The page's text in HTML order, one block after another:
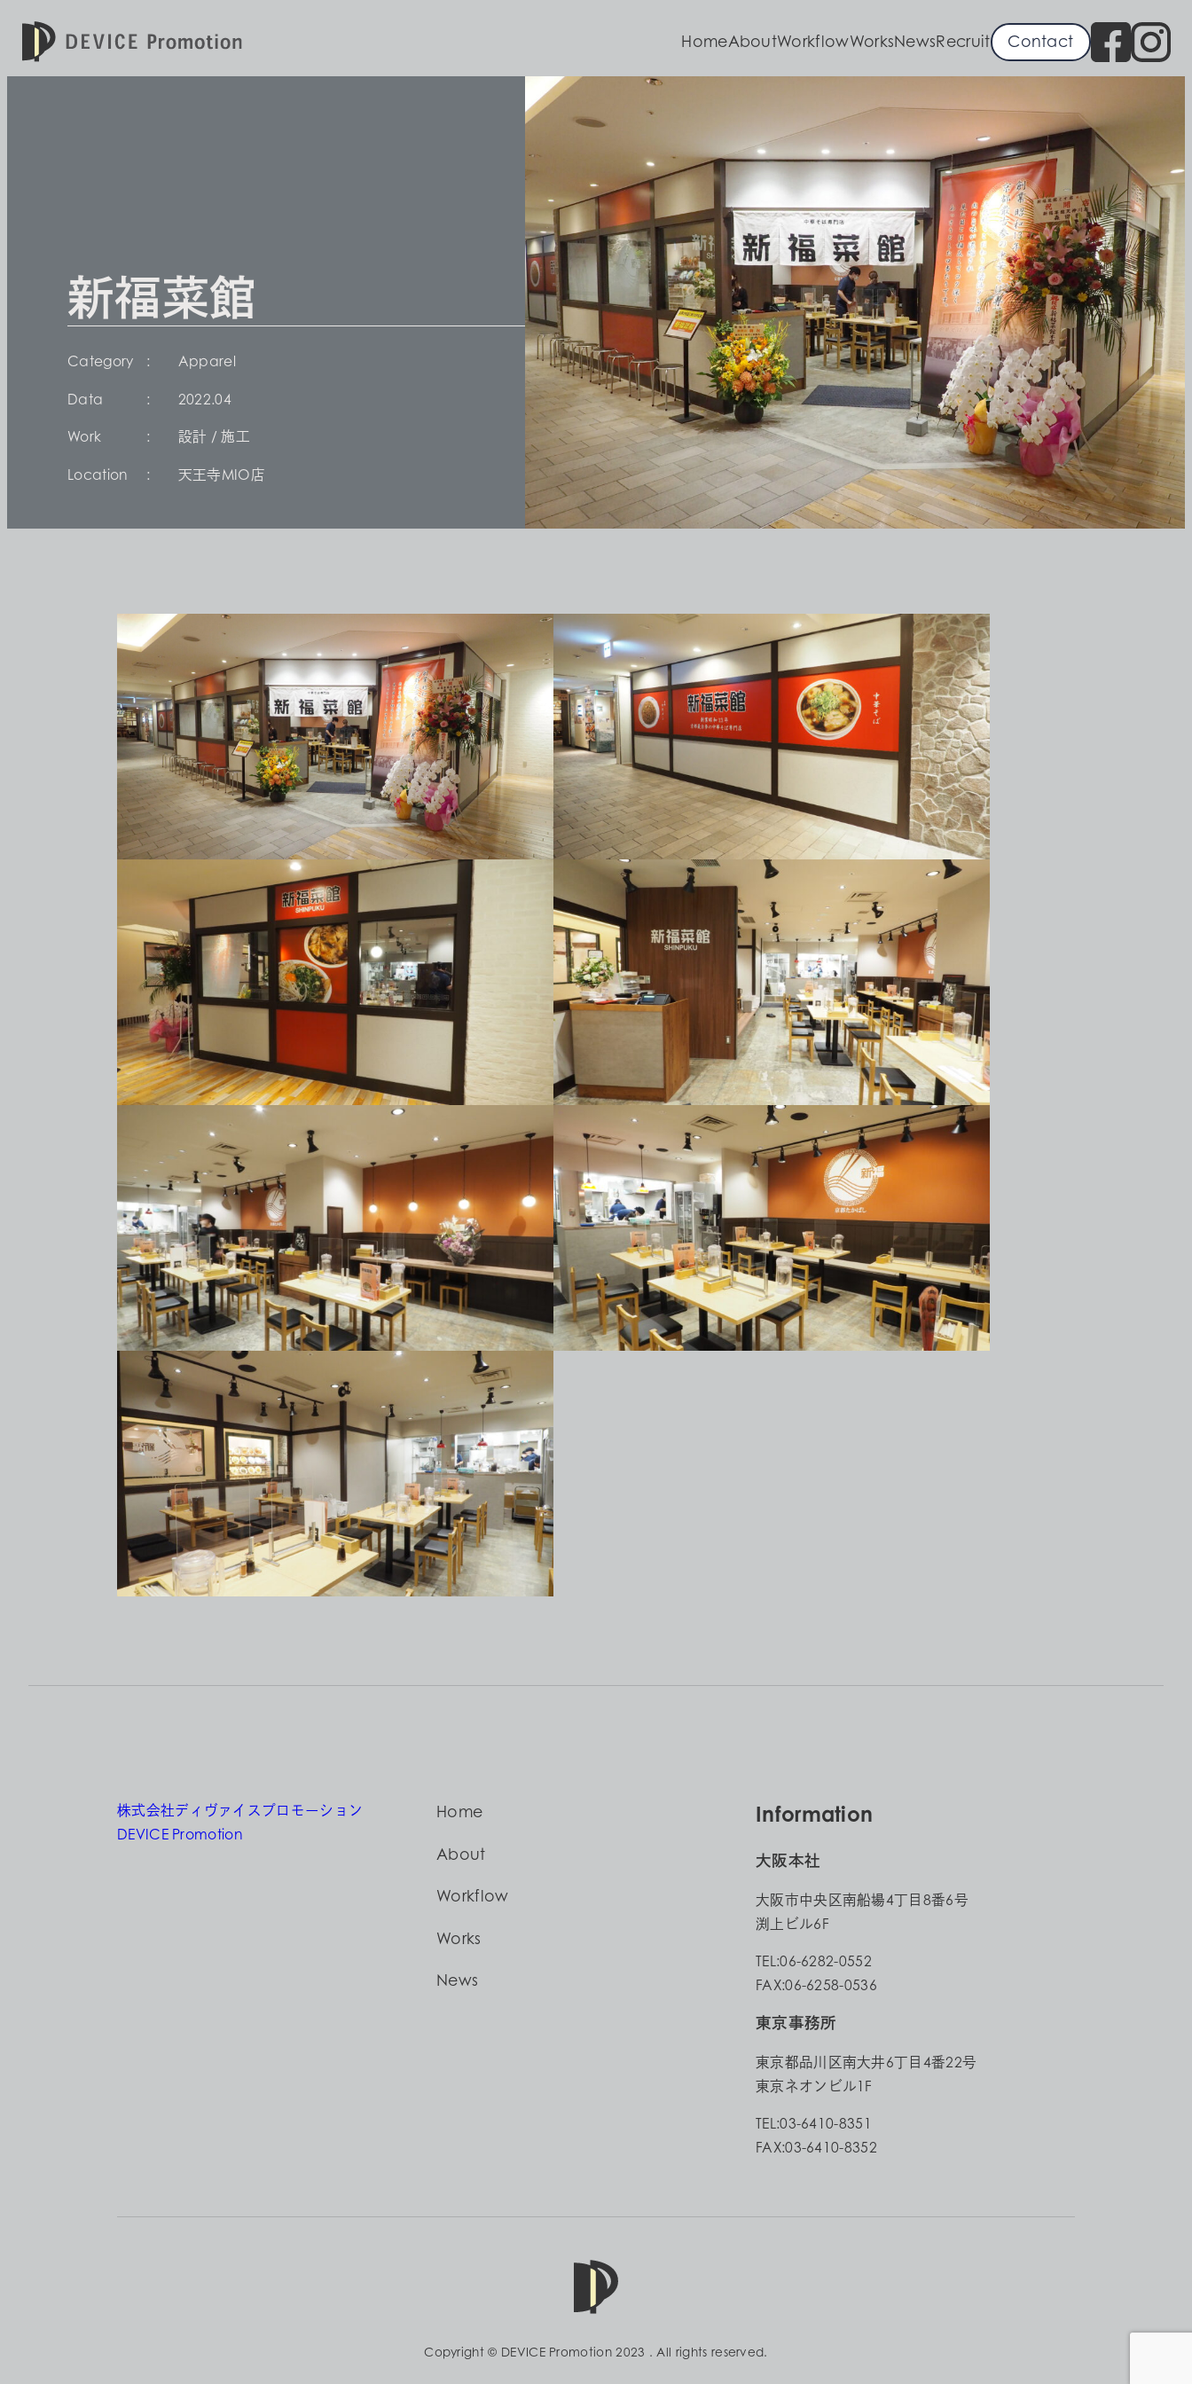
HomeAboutWorkflowWorksNewsRecruit Contact
新福菜館
Category Apparel
Data 2022.04
Work 設計 / 施工
Location 天王寺MIO店
株式会社ディヴァイスプロモーション
DEVICE Promotion
Home
About
Workflow
Works
News
Information
大阪本社
大阪市中央区南船場4丁目8番6号
渕上ビル6F
TEL:06-6282-0552
FAX:06-6258-0536
東京事務所
東京都品川区南大井6丁目4番22号
東京ネオンビル1F
TEL:03-6410-8351
FAX:03-6410-8352
Copyright © DEVICE Promotion 2023 . All rights reserved.